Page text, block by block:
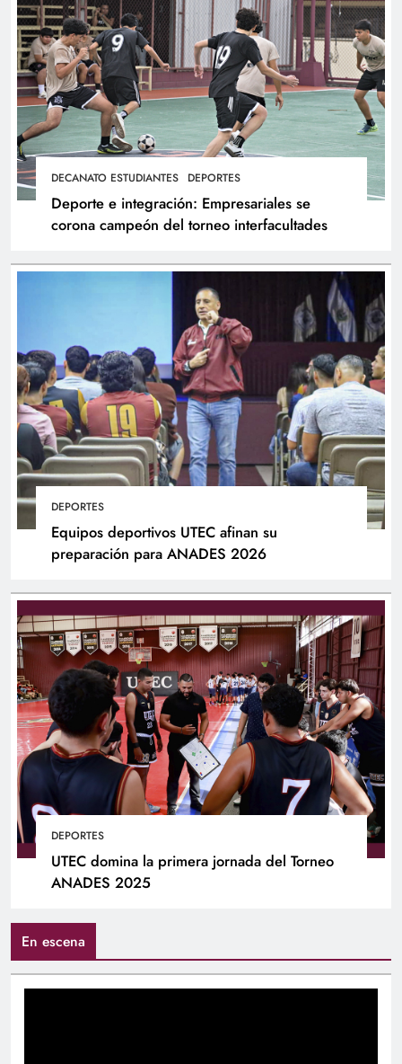
DECANATO ESTUDIANTES DEPORTES
Deporte e integración: Empresariales se
corona campeón del torneo interfacultades
DEPORTES
Equipos deportivos UTEC afinan su
preparación para ANADES 2026
DEPORTES
UTEC domina la primera jornada del Torneo
ANADES 2025
En escena